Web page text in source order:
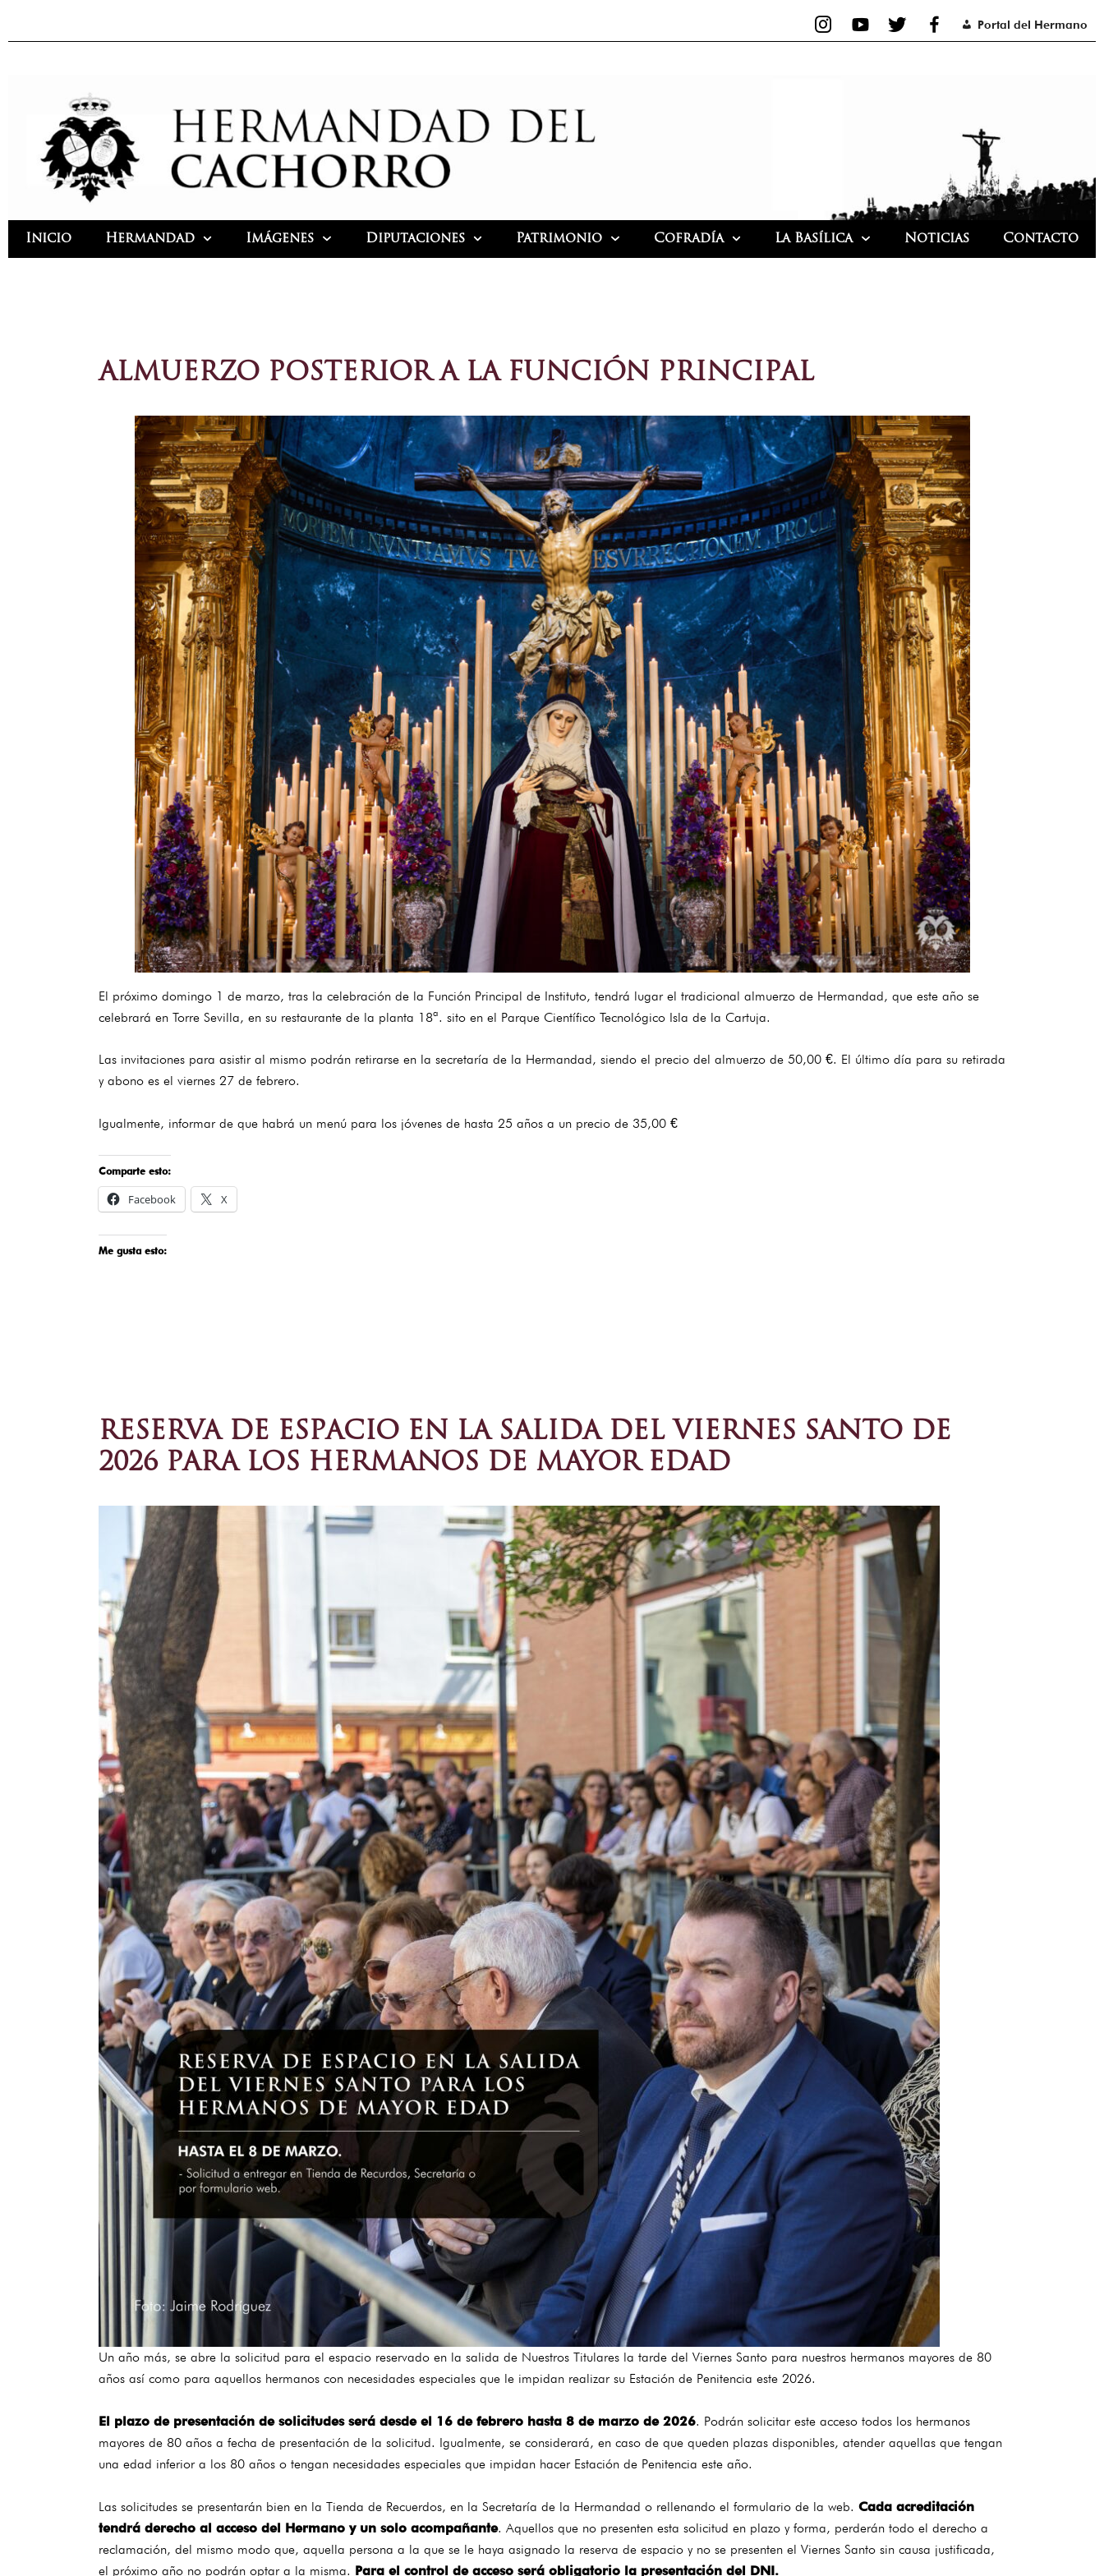
Portal del Hermano
Inicio Hermandad Imágenes Diputaciones Patrimonio Cofradía La Basílica Noticias Contacto
ALMUERZO POSTERIOR A LA FUNCIÓN PRINCIPAL
El próximo domingo 1 de marzo, tras la celebración de la Función Principal de Instituto, tendrá lugar el tradicional almuerzo de Hermandad, que este año se
celebrará en Torre Sevilla, en su restaurante de la planta 18ª. sito en el Parque Científico Tecnológico Isla de la Cartuja.
Las invitaciones para asistir al mismo podrán retirarse en la secretaría de la Hermandad, siendo el precio del almuerzo de 50,00 €. El último día para su retirada
y abono es el viernes 27 de febrero.
Igualmente, informar de que habrá un menú para los jóvenes de hasta 25 años a un precio de 35,00 €
Comparte esto:
Facebook X
Me gusta esto:
RESERVA DE ESPACIO EN LA SALIDA DEL VIERNES SANTO DE
2026 PARA LOS HERMANOS DE MAYOR EDAD
Un año más, se abre la solicitud para el espacio reservado en la salida de Nuestros Titulares la tarde del Viernes Santo para nuestros hermanos mayores de 80
años así como para aquellos hermanos con necesidades especiales que le impidan realizar su Estación de Penitencia este 2026.
El plazo de presentación de solicitudes será desde el 16 de febrero hasta 8 de marzo de 2026. Podrán solicitar este acceso todos los hermanos
mayores de 80 años a fecha de presentación de la solicitud. Igualmente, se considerará, en caso de que queden plazas disponibles, atender aquellas que tengan
una edad inferior a los 80 años o tengan necesidades especiales que impidan hacer Estación de Penitencia este año.
Las solicitudes se presentarán bien en la Tienda de Recuerdos, en la Secretaría de la Hermandad o rellenando el formulario de la web. Cada acreditación
tendrá derecho al acceso del Hermano y un solo acompañante. Aquellos que no presenten esta solicitud en plazo y forma, perderán todo el derecho a
reclamación, del mismo modo que, aquella persona a la que se le haya asignado la reserva de espacio y no se presenten el Viernes Santo sin causa justificada,
el próximo año no podrán optar a la misma. Para el control de acceso será obligatorio la presentación del DNI.